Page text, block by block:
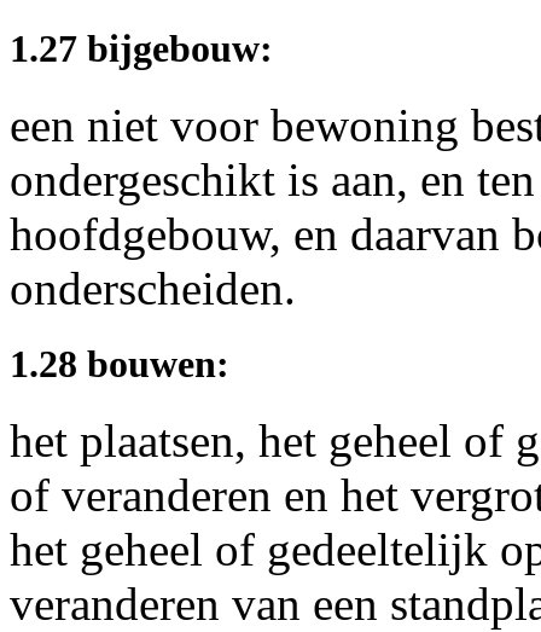
1.27 bijgebouw:
een niet voor bewoning
ondergeschikt is aan, en
hoofdgebouw, en daarvan
onderscheiden.
1.28 bouwen:
het plaatsen, het geheel of
of veranderen en het
het geheel of gedeeltelijk
veranderen van een